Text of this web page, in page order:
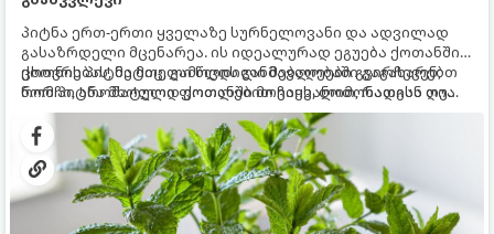
პიტნა ერთ-ერთი ყველაზე სურნელოვანი და ადვილად
გასაზრდელი მცენარეა. ის იდეალურად ეგუება ქოთანში
ცხოვრებას, მეტიც, გამოცდილი მებაღეები გვირჩევენ,
რომ პიტნა მხოლოდ ქოთანში მოვიყვანოთ, რადგან ღია
გრუნტში (ბაღში) დარგვისას ის ფესვებით ძალიან
სწრაფად ვრცელდება და სხვა მცენარეებს ავიწროებს.
ქოთნის პიტნა მთელი წლის განმავლობაში გაგახარებთ
ნორჩი, არომატული ფოთლებით ჩაის, ლიმონათისა თუ
კერძებისთვის.